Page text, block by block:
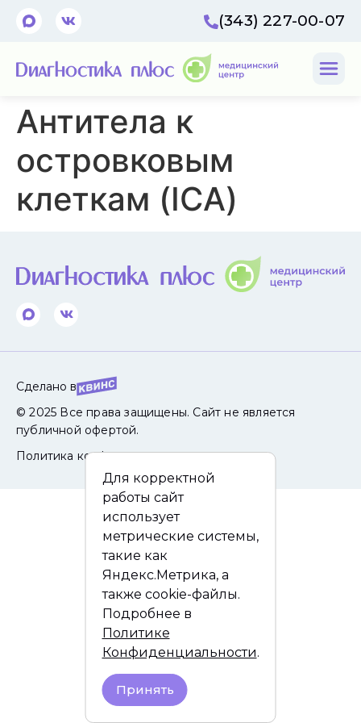
(343) 227-00-07
Антитела к
островковым
клеткам (ICA)
Сделано в
© 2025 Все права защищены. Сайт не является
публичной офертой.
Политика конфиденциальности
Для корректной
работы сайт
использует
метрические системы,
такие как
Яндекс.Метрика, а
также cookie-файлы.
Подробнее в
Политике
Конфиденциальности.
Принять